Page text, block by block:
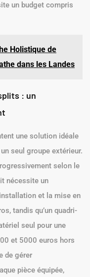
un budget compris
Holistique de
dans les Landes
: un
une solution idéale
seul groupe extérieur.
selon le
nécessite un
et la mise en
tandis qu’un quadri-
seul pour une
et 5000 euros hors
de gérer
pièce équipée,